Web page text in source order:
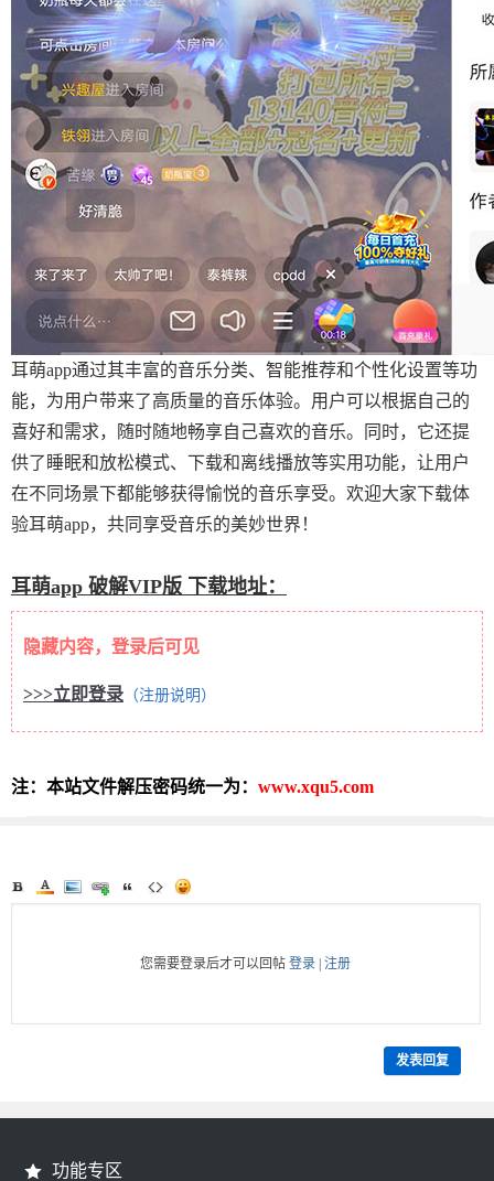
耳萌app通过其丰富的音乐分类、智能推荐和个性化设置等功
能，为用户带来了高质量的音乐体验。用户可以根据自己的
喜好和需求，随时随地畅享自己喜欢的音乐。同时，它还提
供了睡眠和放松模式、下载和离线播放等实用功能，让用户
在不同场景下都能够获得愉悦的音乐享受。欢迎大家下载体
验耳萌app，共同享受音乐的美妙世界！
耳萌app 破解VIP版 下载地址：
隐藏内容，登录后可见
>>>立即登录 （注册说明）
注：本站文件解压密码统一为： www.xqu5.com
您需要登录后才可以回帖登录 |注册
发表回复
功能专区